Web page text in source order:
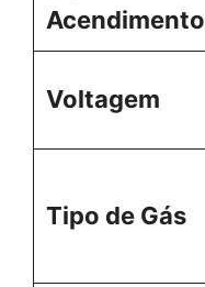
Acendimento
Voltagem
Tipo de Gás